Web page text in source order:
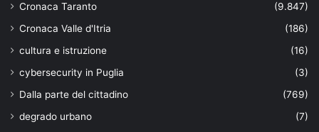
Cronaca Taranto
(9.847)
Cronaca Valle d'Itria
(186)
cultura e istruzione
(16)
cybersecurity in Puglia
(3)
Dalla parte del cittadino
(769)
degrado urbano
(7)